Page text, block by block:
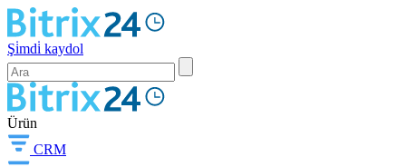
Şi̇mdi̇ kaydol
Ürün
CRM